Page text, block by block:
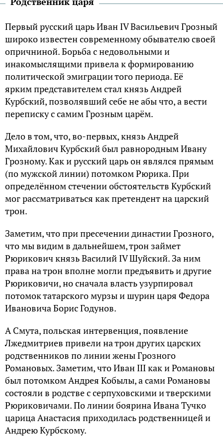
Первый русский царь Иван IV Васильевич Грозный
широко известен современному обывателю своей
опричниной. Борьба с недовольными и
инакомыслящими привела к формированию
политической эмиграции того периода. Её
ярким представителем стал князь Андрей
Курбский, позволявший себе не абы что, а вести
переписку с самим Грозным царём.
Дело в том, что, во-первых, князь Андрей
Михайлович Курбский был равнородным Ивану
Грозному. Как и русский царь он являлся прямым
(по мужской линии) потомком Рюрика. При
определённом стечении обстоятельств Курбский
мог рассматриваться как претендент на царский
трон.
Заметим, что при пресечении династии Грозного,
что мы видим в дальнейшем, трон займет
Рюрикович князь Василий IV Шуйский. За ним
права на трон вполне могли предъявить и другие
Рюриковичи, но сначала власть узурпировал
потомок татарского мурзы и шурин царя Федора
Ивановича Борис Годунов.
А Смута, польская интервенция, появление
Лжедмитриев привели на трон других царских
родственников по линии жены Грозного
Романовых. Заметим, что Иван III как и Романовы
был потомком Андрея Кобылы, а сами Романовы
состояли в родстве с серпуховскими и тверскими
Рюриковичами. По линии боярина Ивана Тучко
царица Анастасия приходилась родственницей и
Андрею Курбскому.